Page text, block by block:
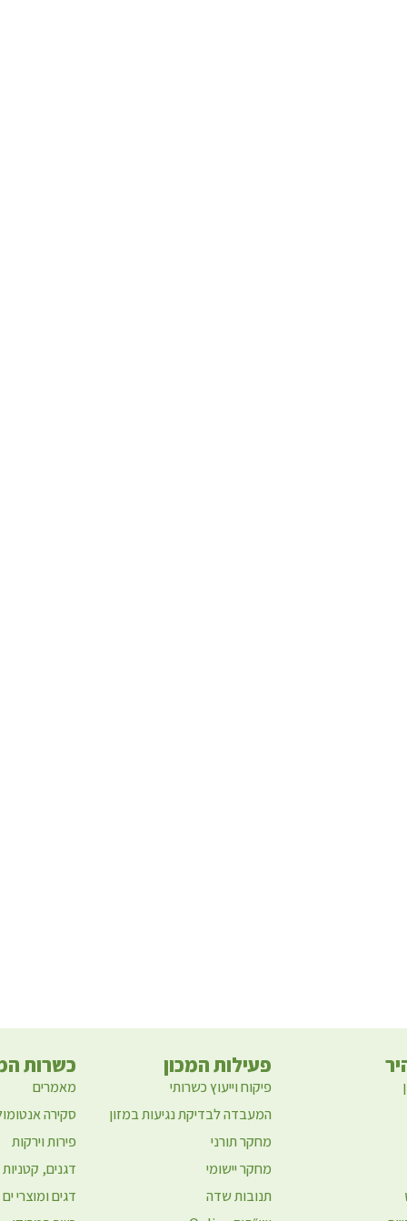
פעילות המכון
פיקוח וייעוץ כשרותי
המעבדה לבדיקת נגיעות במזון
מחקר תורני
מחקר יישומי
תנובות שדה
כשרות
מאמרים
סקירה
פירות וירקות
דגנים,
דגים ומוצרי ים